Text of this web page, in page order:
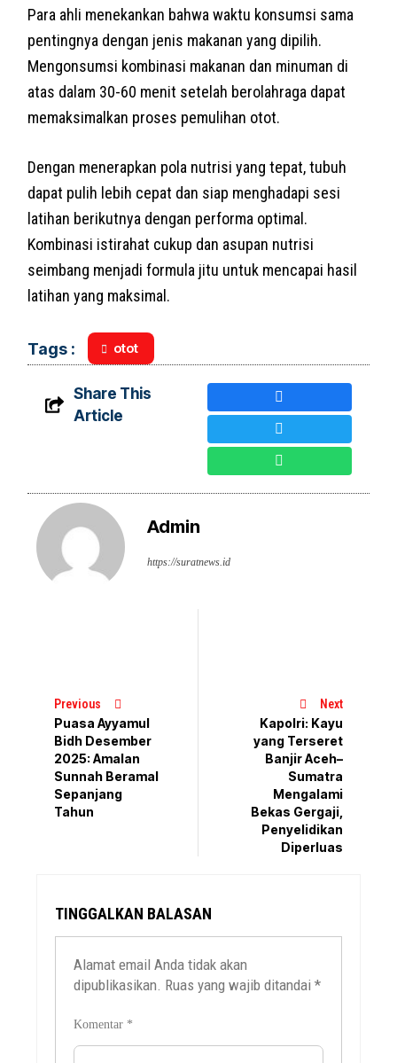
Para ahli menekankan bahwa waktu konsumsi sama
pentingnya dengan jenis makanan yang dipilih.
Mengonsumsi kombinasi makanan dan minuman di
atas dalam 30-60 menit setelah berolahraga dapat
memaksimalkan proses pemulihan otot.
Dengan menerapkan pola nutrisi yang tepat, tubuh
dapat pulih lebih cepat dan siap menghadapi sesi
latihan berikutnya dengan performa optimal.
Kombinasi istirahat cukup dan asupan nutrisi
seimbang menjadi formula jitu untuk mencapai hasil
latihan yang maksimal.
Tags : otot
Share This
Article
Admin
https://suratnews.id
Previous
Puasa Ayyamul
Bidh Desember
2025: Amalan
Sunnah Beramal
Sepanjang
Tahun
Next
Kapolri: Kayu
yang Terseret
Banjir Aceh–
Sumatra
Mengalami
Bekas Gergaji,
Penyelidikan
Diperluas
TINGGALKAN BALASAN
Alamat email Anda tidak akan
dipublikasikan. Ruas yang wajib ditandai*
Komentar *